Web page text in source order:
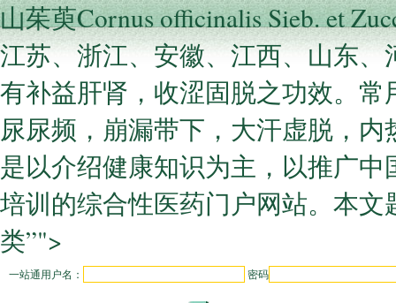
山茱萸Cornus officinalis Sieb. et
江苏、浙江、安徽、江西、山东
有补益肝肾，收涩固脱之功效。
尿尿频，崩漏带下，大汗虚脱，内
是以介绍健康知识为主，以推广
培训的综合性医药门户网站。本
类”">
一站通用户名： 密码